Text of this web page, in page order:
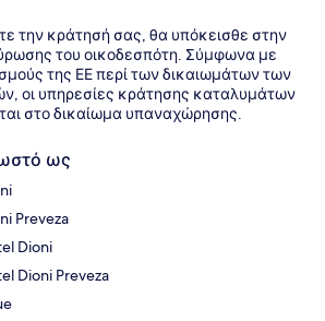
την κράτησή σας, θα υπόκεισθε στην
του οικοδεσπότη. Σύμφωνα με
της ΕΕ περί των δικαιωμάτων των
οι υπηρεσίες κράτησης καταλυμάτων
στο δικαίωμα υπαναχώρησης.
ως
Preveza
Dioni
Dioni Preveza